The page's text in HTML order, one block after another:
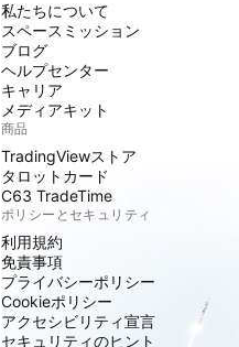
私たちについて
スペースミッション
ブログ
ヘルプセンター
キャリア
メディアキット
商品
TradingViewストア
タロットカード
C63 TradeTime
ポリシーとセキュリティ
利用規約
免責事項
プライバシーポリシー
Cookieポリシー
アクセシビリティ宣言
セキュリティのヒント